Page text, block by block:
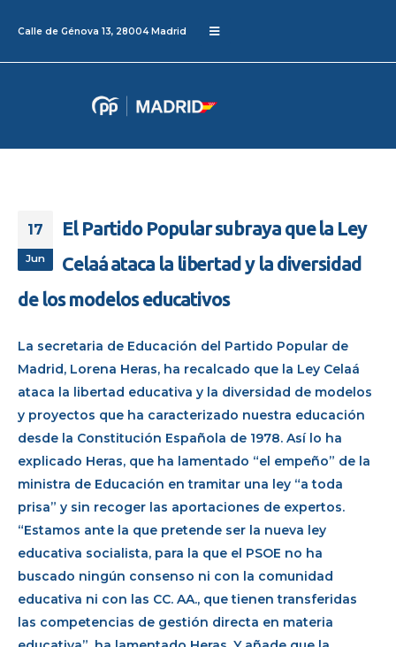
Calle de Génova 13, 28004 Madrid
17
Jun
El Partido Popular subraya que la Ley
Celaá ataca la libertad y la diversidad
de los modelos educativos
La secretaria de Educación del Partido Popular de
Madrid, Lorena Heras, ha recalcado que la Ley Celaá
ataca la libertad educativa y la diversidad de modelos
y proyectos que ha caracterizado nuestra educación
desde la Constitución Española de 1978. Así lo ha
explicado Heras, que ha lamentado “el empeño” de la
ministra de Educación en tramitar una ley “a toda
prisa” y sin recoger las aportaciones de expertos.
“Estamos ante la que pretende ser la nueva ley
educativa socialista, para la que el PSOE no ha
buscado ningún consenso ni con la comunidad
educativa ni con las CC. AA., que tienen transferidas
las competencias de gestión directa en materia